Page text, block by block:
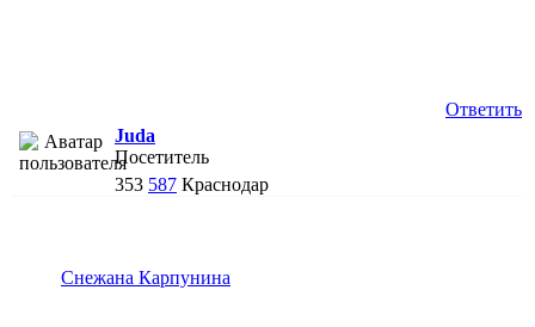
Ответить
Juda
Посетитель
353 587 Краснодар
Снежана Карпунина